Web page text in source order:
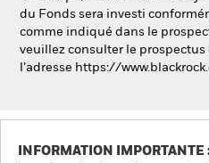
du Fonds sera investi
comme indiqué dans le
veuillez consulter le prospectus
l’adresse https://
INFORMATION